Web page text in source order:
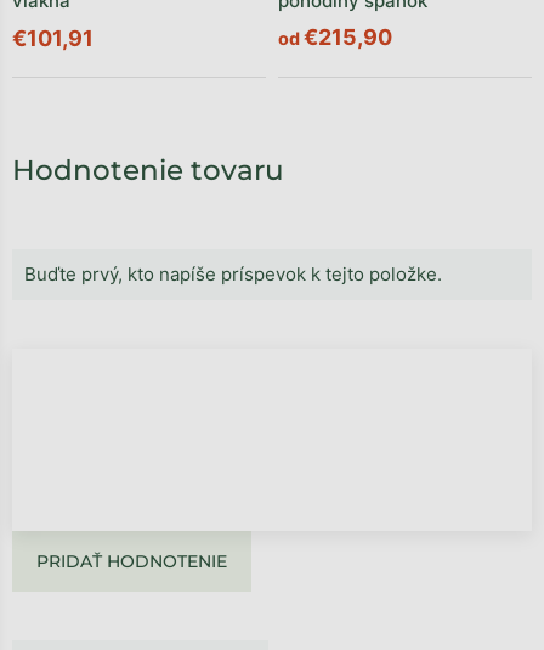
Hodnotenie tovaru
Buďte prvý, kto napíše príspevok k tejto položke.
PRIDAŤ HODNOTENIE
€101,91 od€215,90